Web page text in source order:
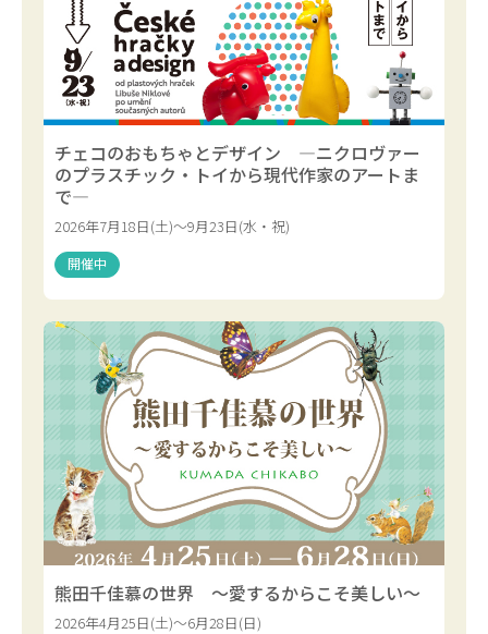
チェコのおもちゃとデザイン ―ニクロヴァー
のプラスチック・トイから現代作家のアートま
で―
2026年7月18日(土)～9月23日(水・祝)
開催中
熊田千佳慕の世界 ～愛するからこそ美しい～
2026年4月25日(土)～6月28日(日)